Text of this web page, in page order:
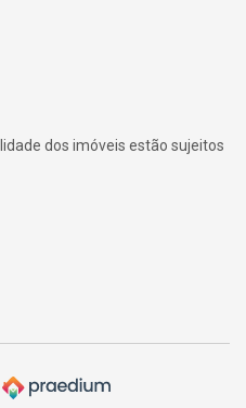
dos imóveis estão sujeitos